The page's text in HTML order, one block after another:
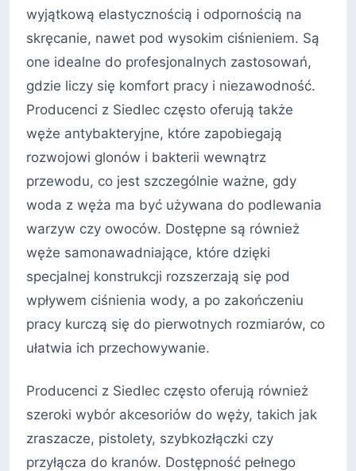
wyjątkową elastycznością i odpornością na
skręcanie, nawet pod wysokim ciśnieniem. Są
one idealne do profesjonalnych zastosowań,
gdzie liczy się komfort pracy i niezawodność.
Producenci z Siedlec często oferują także
węże antybakteryjne, które zapobiegają
rozwojowi glonów i bakterii wewnątrz
przewodu, co jest szczególnie ważne, gdy
woda z węża ma być używana do podlewania
warzyw czy owoców. Dostępne są również
węże samonawadniające, które dzięki
specjalnej konstrukcji rozszerzają się pod
wpływem ciśnienia wody, a po zakończeniu
pracy kurczą się do pierwotnych rozmiarów, co
ułatwia ich przechowywanie.
Producenci z Siedlec często oferują również
szeroki wybór akcesoriów do węży, takich jak
zraszacze, pistolety, szybkozłączki czy
przyłącza do kranów. Dostępność pełnego